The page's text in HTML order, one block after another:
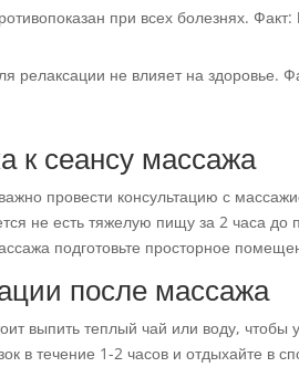
при всех болезнях.
релаксации не влияет на здоровье.
к сеансу массажа
провести консультацию с
не есть тяжелую пищу за 2 часа
подготовьте просторное
после массажа
выпить теплый чай или воду, чтобы
в течение 1-2 часов и отдыхайте в